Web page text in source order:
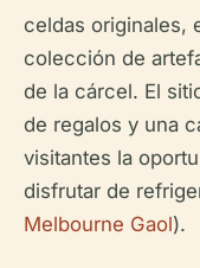
celdas originales,
colección de
de la cárcel. El
de regalos y una
visitantes la
disfrutar de
Melbourne Gaol).